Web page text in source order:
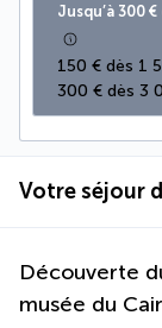
Jusqu’à 300
150 € dès 1
300 € dès 3
Votre séjour
Découverte
musée du